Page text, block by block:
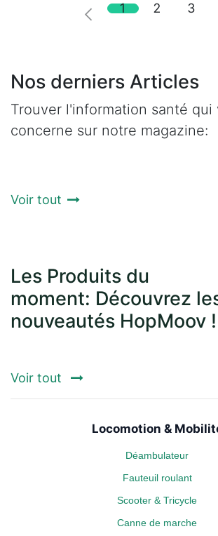
1 2 3
Nos derniers Articles
Trouver l'information santé qui
concerne sur notre magazine:
Voir tout
Les Produits du
moment: Découvrez
nouveautés HopMoov !
Voir tout
Locomotion &
Déambulateur
Fauteuil roulant
Scooter & Tricycle
Canne de marche